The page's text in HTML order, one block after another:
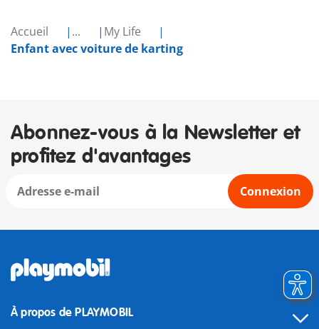
Accueil ...
My Life
Enfant avec voiture de karting
Abonnez-vous à la Newsletter et
profitez d'avantages
Connexion
À propos de PLAYMOBIL